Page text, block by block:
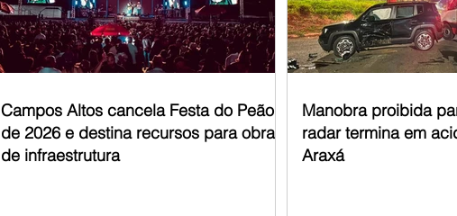
Campos Altos cancela Festa do Peão
de 2026 e destina recursos para obras
de infraestrutura
Manobra proibida
radar termina em
Araxá